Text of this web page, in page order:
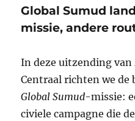
Global Sumud
missie, andere
In deze uitzending van
Centraal richten we de
Global Sumud-missie:
civiele campagne die